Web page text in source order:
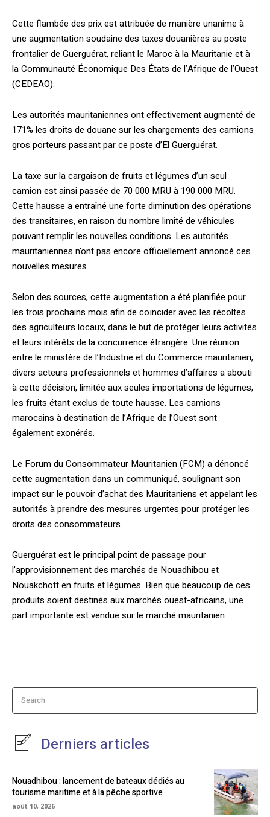
Cette flambée des prix est attribuée de manière unanime à
une augmentation soudaine des taxes douanières au poste
frontalier de Guerguérat, reliant le Maroc à la Mauritanie et à
la Communauté Économique Des États de l’Afrique de l’Ouest
(CEDEAO).
Les autorités mauritaniennes ont effectivement augmenté de
171% les droits de douane sur les chargements des camions
gros porteurs passant par ce poste d’El Guerguérat.
La taxe sur la cargaison de fruits et légumes d’un seul
camion est ainsi passée de 70 000 MRU à 190 000 MRU.
Cette hausse a entraîné une forte diminution des opérations
des transitaires, en raison du nombre limité de véhicules
pouvant remplir les nouvelles conditions. Les autorités
mauritaniennes n’ont pas encore officiellement annoncé ces
nouvelles mesures.
Selon des sources, cette augmentation a été planifiée pour
les trois prochains mois afin de coïncider avec les récoltes
des agriculteurs locaux, dans le but de protéger leurs activités
et leurs intérêts de la concurrence étrangère. Une réunion
entre le ministère de l’Industrie et du Commerce mauritanien,
divers acteurs professionnels et hommes d’affaires a abouti
à cette décision, limitée aux seules importations de légumes,
les fruits étant exclus de toute hausse. Les camions
marocains à destination de l’Afrique de l’Ouest sont
également exonérés.
Le Forum du Consommateur Mauritanien (FCM) a dénoncé
cette augmentation dans un communiqué, soulignant son
impact sur le pouvoir d’achat des Mauritaniens et appelant les
autorités à prendre des mesures urgentes pour protéger les
droits des consommateurs.
Guerguérat est le principal point de passage pour
l’approvisionnement des marchés de Nouadhibou et
Nouakchott en fruits et légumes. Bien que beaucoup de ces
produits soient destinés aux marchés ouest-africains, une
part importante est vendue sur le marché mauritanien.
Search
Derniers articles
Nouadhibou : lancement de bateaux dédiés au
tourisme maritime et à la pêche sportive
août 10, 2026